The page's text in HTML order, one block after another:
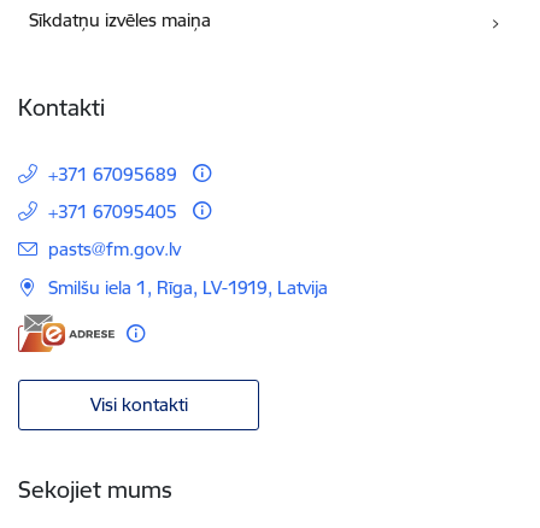
Sīkdatņu izvēles maiņa
Kontakti
+371 67095689
+371 67095405
E-pasts:
pasts@fm.gov.lv
Smilšu iela 1, Rīga, LV-1919, Latvija
Visi kontakti
Sekojiet mums